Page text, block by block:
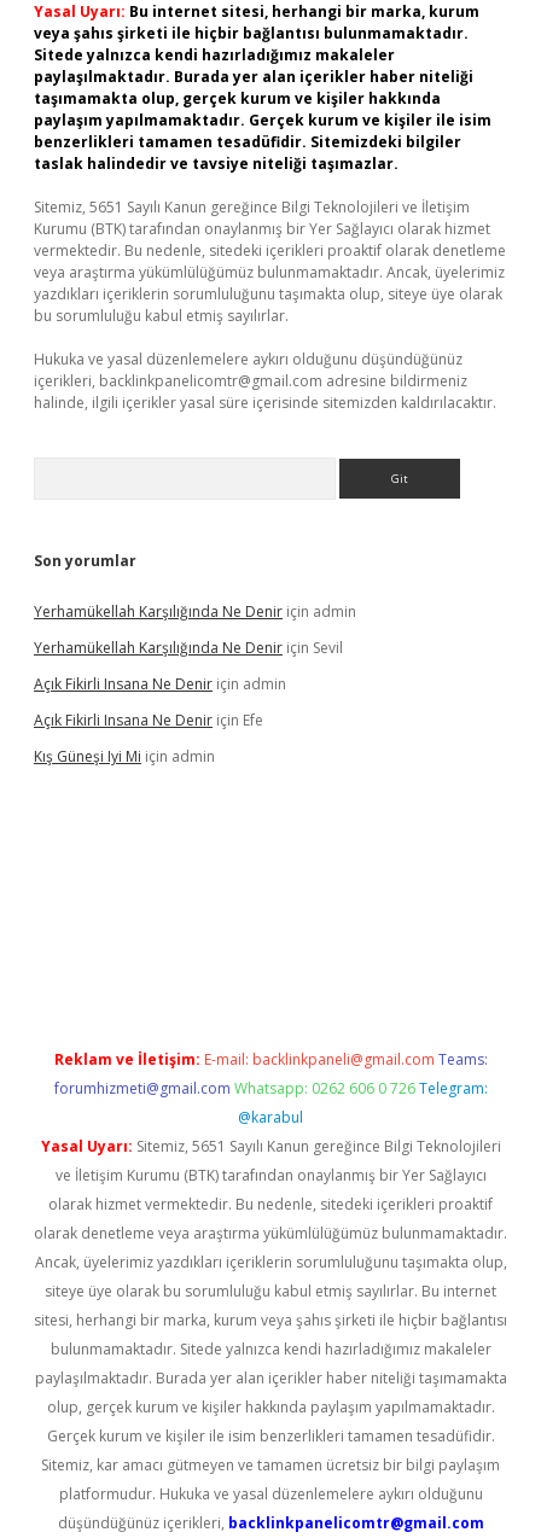
Yasal Uyarı: Bu internet sitesi, herhangi bir marka, kurum
veya şahıs şirketi ile hiçbir bağlantısı bulunmamaktadır.
Sitede yalnızca kendi hazırladığımız makaleler
paylaşılmaktadır. Burada yer alan içerikler haber niteliği
taşımamakta olup, gerçek kurum ve kişiler hakkında
paylaşım yapılmamaktadır. Gerçek kurum ve kişiler ile isim
benzerlikleri tamamen tesadüfidir. Sitemizdeki bilgiler
taslak halindedir ve tavsiye niteliği taşımazlar.
Sitemiz, 5651 Sayılı Kanun gereğince Bilgi Teknolojileri ve İletişim
Kurumu (BTK) tarafından onaylanmış bir Yer Sağlayıcı olarak hizmet
vermektedir. Bu nedenle, sitedeki içerikleri proaktif olarak denetleme
veya araştırma yükümlülüğümüz bulunmamaktadır. Ancak, üyelerimiz
yazdıkları içeriklerin sorumluluğunu taşımakta olup, siteye üye olarak
bu sorumluluğu kabul etmiş sayılırlar.
Hukuka ve yasal düzenlemelere aykırı olduğunu düşündüğünüz
içerikleri, backlinkpanelicomtr@gmail.com adresine bildirmeniz
halinde, ilgili içerikler yasal süre içerisinde sitemizden kaldırılacaktır.
Son yorumlar
Yerhamükellah Karşılığında Ne Denir için admin
Yerhamükellah Karşılığında Ne Denir için Sevil
Açık Fikirli Insana Ne Denir için admin
Açık Fikirli Insana Ne Denir için Efe
Kış Güneşi Iyi Mi için admin
Reklam ve İletişim: E-mail: backlinkpaneli@gmail.com Teams:
forumhizmeti@gmail.com Whatsapp: 0262 606 0 726 Telegram:
@karabul
Yasal Uyarı: Sitemiz, 5651 Sayılı Kanun gereğince Bilgi Teknolojileri
ve İletişim Kurumu (BTK) tarafından onaylanmış bir Yer Sağlayıcı
olarak hizmet vermektedir. Bu nedenle, sitedeki içerikleri proaktif
olarak denetleme veya araştırma yükümlülüğümüz bulunmamaktadır.
Ancak, üyelerimiz yazdıkları içeriklerin sorumluluğunu taşımakta olup,
siteye üye olarak bu sorumluluğu kabul etmiş sayılırlar. Bu internet
sitesi, herhangi bir marka, kurum veya şahıs şirketi ile hiçbir bağlantısı
bulunmamaktadır. Sitede yalnızca kendi hazırladığımız makaleler
paylaşılmaktadır. Burada yer alan içerikler haber niteliği taşımamakta
olup, gerçek kurum ve kişiler hakkında paylaşım yapılmamaktadır.
Gerçek kurum ve kişiler ile isim benzerlikleri tamamen tesadüfidir.
Sitemiz, kar amacı gütmeyen ve tamamen ücretsiz bir bilgi paylaşım
platformudur. Hukuka ve yasal düzenlemelere aykırı olduğunu
düşündüğünüz içerikleri, backlinkpanelicomtr@gmail.com